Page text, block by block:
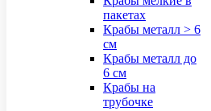
пакетах
Крабы металл > 6
см
Крабы металл до
6 см
Крабы на
трубочке